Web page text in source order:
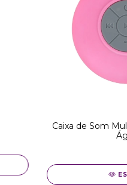
Caixa de Som